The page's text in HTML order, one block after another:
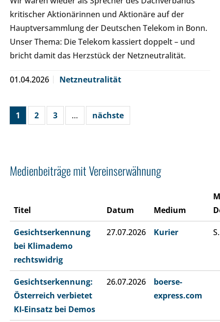
kritischer Aktionärinnen und Aktionäre auf der
Hauptversammlung der Deutschen Telekom in Bonn.
Unser Thema: Die Telekom kassiert doppelt – und
bricht damit das Herzstück der Netzneutralität.
01.04.2026 Netzneutralität
1 2 3 … nächste
Medienbeiträge mit Vereinserwähnung
Titel Datum Medium
Gesichtserkennung
bei Klimademo
rechtswidrig
27.07.2026 Kurier
Gesichtserkennung:
Österreich verbietet
KI-Einsatz bei Demos
26.07.2026
boerse-
express.com